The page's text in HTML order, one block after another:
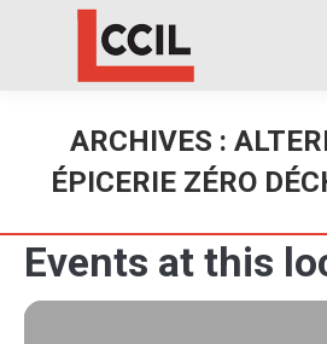
ARCHIVES :
ÉPICERIE ZÉRO
Events at this